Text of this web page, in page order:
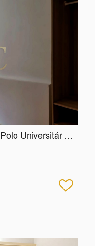
Quarto mobilado junto ao Polo Universitário | Paranhos